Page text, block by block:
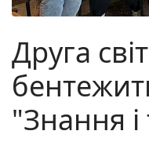
Друга
"Знання і